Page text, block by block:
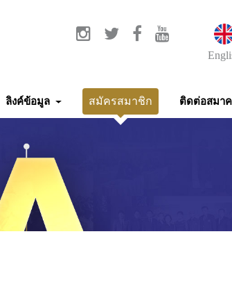
ลิงค์ข้อมูล สมัครสมาชิก ติดต่อสมา